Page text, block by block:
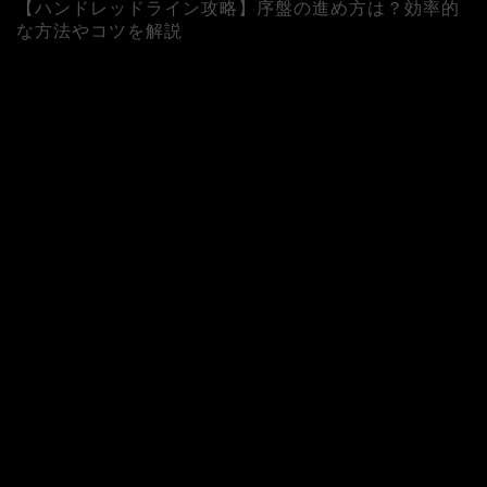
【ハンドレッドライン攻略】序盤の進め方は？効率的
な方法やコツを解説